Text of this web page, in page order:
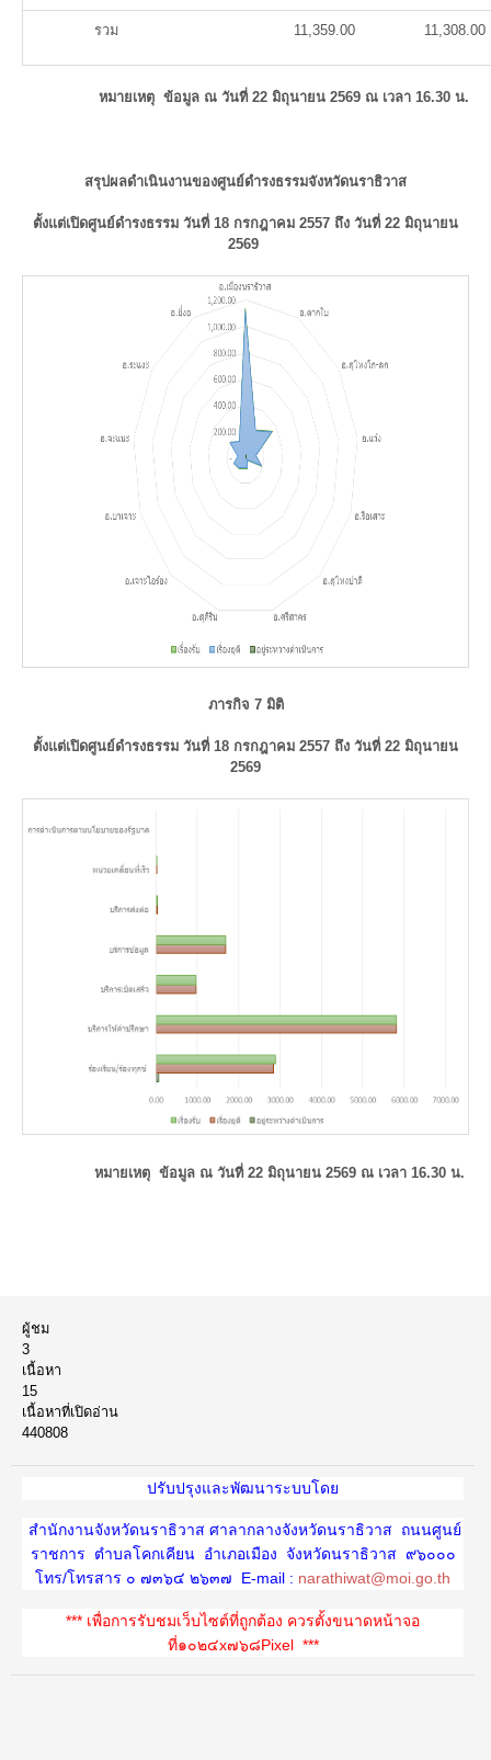
รวม 11,359.00 11,308.00
หมายเหตุ ข้อมูล ณ วันที่ 22 มิถุนายน 2569 ณ เวลา 16.30 น.
สรุปผลดำเนินงานของศูนย์ดำรงธรรมจังหวัดนราธิวาส
ตั้งแต่เปิดศูนย์ดำรงธรรม วันที่ 18 กรกฎาคม 2557 ถึง วันที่ 22 มิถุนายน
2569
ภารกิจ 7 มิติ
ตั้งแต่เปิดศูนย์ดำรงธรรม วันที่ 18 กรกฎาคม 2557 ถึง วันที่ 22 มิถุนายน
2569
หมายเหตุ ข้อมูล ณ วันที่ 22 มิถุนายน 2569 ณ เวลา 16.30 น.
ผู้ชม
3
เนื้อหา
15
เนื้อหาที่เปิดอ่าน
440808
ปรับปรุงและพัฒนาระบบโดย
สำนักงานจังหวัดนราธิวาส ศาลากลางจังหวัดนราธิวาส ถนนศูนย์
ราชการ ตำบลโคกเคียน อำเภอเมือง จังหวัดนราธิวาส ๙๖๐๐๐
โทร/โทรสาร ๐ ๗๓๖๔ ๒๖๓๗ E-mail : narathiwat@moi.go.th
*** เพื่อการรับชมเว็บไซต์ที่ถูกต้อง ควรตั้งขนาดหน้าจอ
ที่๑๐๒๔x๗๖๘Pixel ***